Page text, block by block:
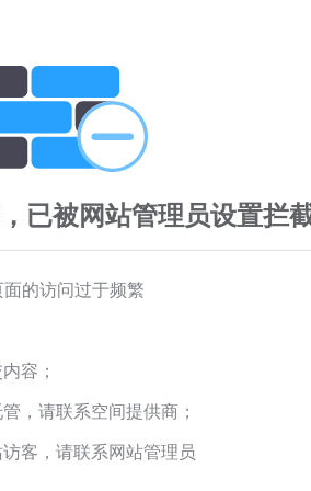
已被网站管理员设置拦
的访问过于频繁
容；
，请联系空间提供商；
客，请联系网站管理员